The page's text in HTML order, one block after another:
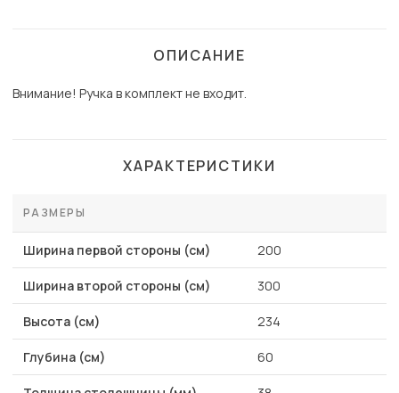
ОПИСАНИЕ
Внимание! Ручка в комплект не входит.
ХАРАКТЕРИСТИКИ
РАЗМЕРЫ
Ширина первой стороны (см) 200
Ширина второй стороны (см) 300
Высота (см) 234
Глубина (см) 60